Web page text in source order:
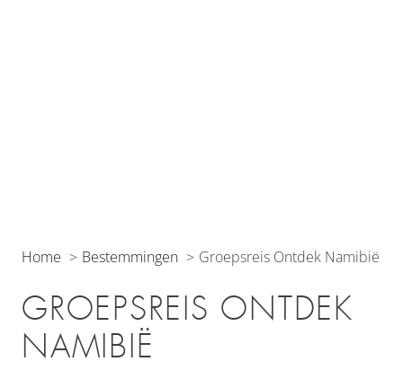
Home Bestemmingen Groepsreis Ontdek Namibië
GROEPSREIS ONTDEK
NAMIBIË